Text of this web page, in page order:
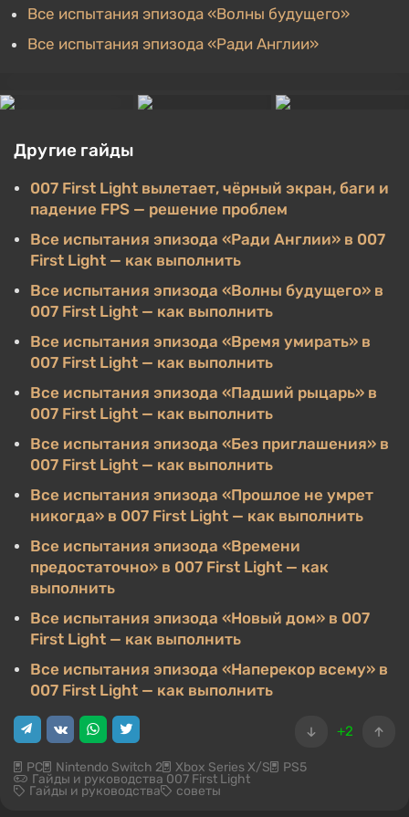
Все испытания эпизода «Волны будущего»
Все испытания эпизода «Ради Англии»
Другие гайды
007 First Light вылетает, чёрный экран, баги и
падение FPS — решение проблем
Все испытания эпизода «Ради Англии» в 007
First Light — как выполнить
Все испытания эпизода «Волны будущего» в
007 First Light — как выполнить
Все испытания эпизода «Время умирать» в
007 First Light — как выполнить
Все испытания эпизода «Падший рыцарь» в
007 First Light — как выполнить
Все испытания эпизода «Без приглашения» в
007 First Light — как выполнить
Все испытания эпизода «Прошлое не умрет
никогда» в 007 First Light — как выполнить
Все испытания эпизода «Времени
предостаточно» в 007 First Light — как
выполнить
Все испытания эпизода «Новый дом» в 007
First Light — как выполнить
Все испытания эпизода «Наперекор всему» в
007 First Light — как выполнить
+2
PC Nintendo Switch 2 Xbox Series X/S PS5
Гайды и руководства 007 First Light
Гайды и руководства советы